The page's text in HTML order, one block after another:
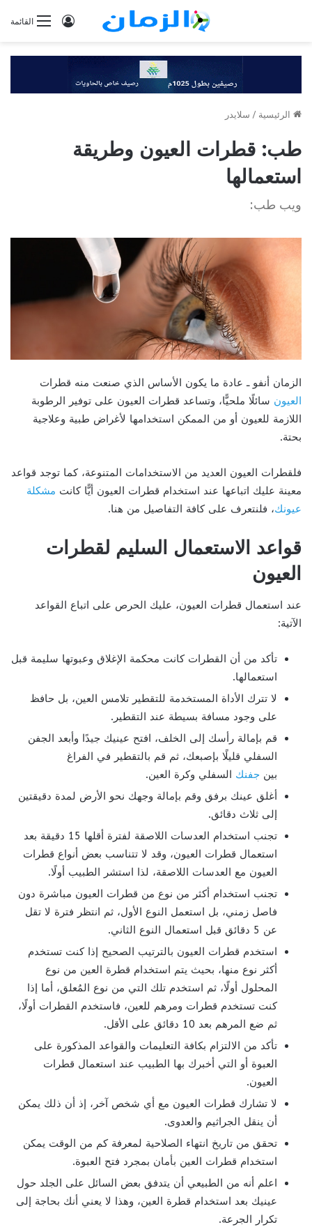
القائمةتسجيل
الرئيسية / سلايدر
طب: قطرات العيون وطريقة
استعمالها
ويب طب:
الزمان أنفو ـ عادة ما يكون الأساس الذي صنعت منه قطرات
العيون سائلًا ملحيًّا، وتساعد قطرات العيون على توفير الرطوبة
اللازمة للعيون أو من الممكن استخدامها لأغراض طبية وعلاجية
بحتة.
فلقطرات العيون العديد من الاستخدامات المتنوعة، كما توجد قواعد
معينة عليك اتباعها عند استخدام قطرات العيون أيًّا كانت مشكلة
عيونك، فلنتعرف على كافة التفاصيل من هنا.
قواعد الاستعمال السليم لقطرات
العيون
عند استعمال قطرات العيون، عليك الحرص على اتباع القواعد
الآتية:
تأكد من أن القطرات كانت محكمة الإغلاق وعبوتها سليمة قبل
استعمالها.
لا تترك الأداة المستخدمة للتقطير تلامس العين، بل حافظ
على وجود مسافة بسيطة عند التقطير.
قم بإمالة رأسك إلى الخلف، افتح عينيك جيدًا وأبعد الجفن
السفلي قليلًا بإصبعك، ثم قم بالتقطير في الفراغ
بين جفنك السفلي وكرة العين.
أغلق عينك برفق وقم بإمالة وجهك نحو الأرض لمدة دقيقتين
إلى ثلاث دقائق.
تجنب استخدام العدسات اللاصقة لفترة أقلها 15 دقيقة بعد
استعمال قطرات العيون، وقد لا تتناسب بعض أنواع قطرات
العيون مع العدسات اللاصقة، لذا استشر الطبيب أولًا.
تجنب استخدام أكثر من نوع من قطرات العيون مباشرة دون
فاصل زمني، بل استعمل النوع الأول، ثم انتظر فترة لا تقل
عن 5 دقائق قبل استعمال النوع الثاني.
استخدم قطرات العيون بالترتيب الصحيح إذا كنت تستخدم
أكثر نوع منها، بحيث يتم استخدام قطرة العين من نوع
المحلول أولًا، ثم استخدم تلك التي من نوع المُعلق، أما إذا
كنت تستخدم قطرات ومرهم للعين، فاستخدم القطرات أولًا،
ثم ضع المرهم بعد 10 دقائق على الأقل.
تأكد من الالتزام بكافة التعليمات والقواعد المذكورة على
العبوة أو التي أخبرك بها الطبيب عند استعمال قطرات
العيون.
لا تشارك قطرات العيون مع أي شخص آخر، إذ أن ذلك يمكن
أن ينقل الجراثيم والعدوى.
تحقق من تاريخ انتهاء الصلاحية لمعرفة كم من الوقت يمكن
استخدام قطرات العين بأمان بمجرد فتح العبوة.
اعلم أنه من الطبيعي أن يتدفق بعض السائل على الجلد حول
عينيك بعد استخدام قطرة العين، وهذا لا يعني أنك بحاجة إلى
تكرار الجرعة.